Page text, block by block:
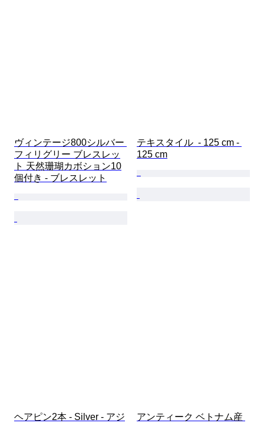
ヴィンテージ800シルバー
フィリグリー ブレスレッ
ト 天然珊瑚カボション10
個付き - ブレスレット
テキスタイル  - 125 cm -
125 cm
ヘアピン2本 - Silver - アジ
アンティーク ベトナム産